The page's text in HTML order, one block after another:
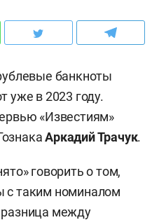
банкноты
уже в 2023 году.
«Известиям»
Аркадий Трачук.
говорить о том,
с таким номиналом
между